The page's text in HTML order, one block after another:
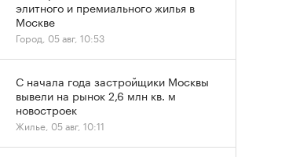
элитного и премиального жилья в
Москве
Город, 05 авг, 10:53
С начала года застройщики Москвы
вывели на рынок 2,6 млн кв. м
новостроек
Жилье, 05 авг, 10:11